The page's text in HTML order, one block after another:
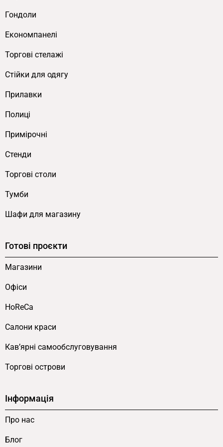
торгових острівцях ТЦ
обмеженого простору з акцентом на
Замовлення столика —
магазин
Україні. За індивідуальним проєктом можна
змінити габарити основи та обрати колір ЛДСП
змінюємо висоту столика, замовляємо білий
каркас замість чорного або наносимо
Гарантія від виробника — 12 місяців. Можливий
разом зі стелажами, прилавками та супутнім
обладнанням.
Інші демонстраційні столики у
У каталозі представлено кілька форматів
Демонстраційний столик 350×250×800
середня модель тієї ж лінійки з ЛДСП Аліканте
столик 350×250×1000
лінійки висотою 1000 мм для верхнього ярусу.
Столик демонстраційний 350×250×600 з 2
Гондоли
Економпанелі
Торгові стелажі
Cтійки для одягу
Прилавки
Полиці
Примірочні
Стенди
Торгові столи
Тумби
Шафи для магазину
Готові проєкти
Магазини
Офіси
HoReCa
Салони краси
Кав’ярні самообслуговування
Торгові острови
Інформація
Про нас
Блог